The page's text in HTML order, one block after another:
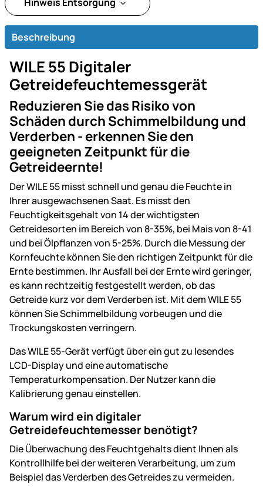
Hinweis Entsorgung
Beschreibung
WILE 55 Digitaler
Getreidefeuchtemessgerät
Reduzieren Sie das Risiko von
Schäden durch Schimmelbildung und
Verderben - erkennen Sie den
geeigneten Zeitpunkt für die
Getreideernte!
Der WILE 55 misst schnell und genau die Feuchte in
Ihrer ausgewachsenen Saat. Es misst den
Feuchtigkeitsgehalt von 14 der wichtigsten
Getreidesorten im Bereich von 8-35%, bei Mais von 8-41
und bei Ölpflanzen von 5-25%. Durch die Messung der
Kornfeuchte können Sie den richtigen Zeitpunkt für die
Ernte bestimmen. Ihr Ausfall bei der Ernte wird geringer,
es kann rechtzeitig festgestellt werden, ob das
Getreide kurz vor dem Verderben ist. Mit dem WILE 55
können Sie Schimmelbildung vorbeugen und die
Trockungskosten verringern.
Das WILE 55-Gerät verfügt über ein gut zu lesendes
LCD-Display und eine automatische
Temperaturkompensation. Der Nutzer kann die
Kalibrierung genau einstellen.
Warum wird ein digitaler
Getreidefeuchtemesser benötigt?
Die Überwachung des Feuchtgehalts dient Ihnen als
Kontrollhilfe bei der weiteren Verarbeitung, um zum
Beispiel das Verderben des Getreides zu vermeiden.